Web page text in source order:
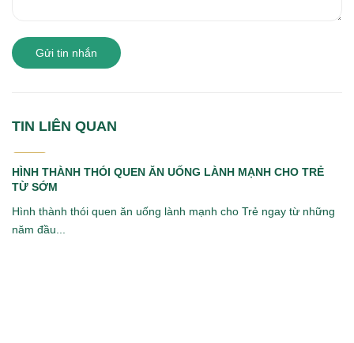
Gửi tin nhắn
TIN LIÊN QUAN
27/07
HÌNH THÀNH THÓI QUEN ĂN UỐNG LÀNH MẠNH CHO TRẺ
TỪ SỚM
Hình thành thói quen ăn uống lành mạnh cho Trẻ ngay từ những
năm đầu...